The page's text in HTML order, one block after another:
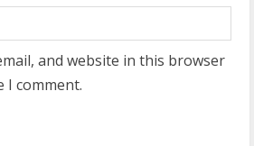
and website in this browser
I comment.